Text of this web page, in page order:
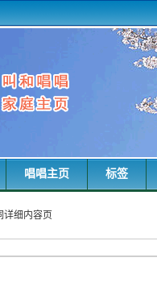
唱唱主页 标签
详细内容页